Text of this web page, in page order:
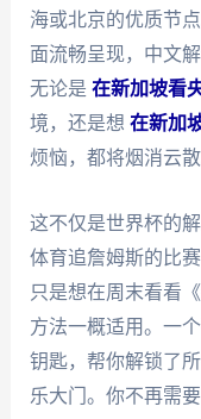
海或北京的优质节
面流畅呈现，中文
无论是 在新加坡看
境，还是想 在新加
烦恼，都将烟消云散
这不仅是世界杯的
体育追詹姆斯的比
只是想在周末看看
方法一概适用。一
钥匙，帮你解锁了
乐大门。你不再需